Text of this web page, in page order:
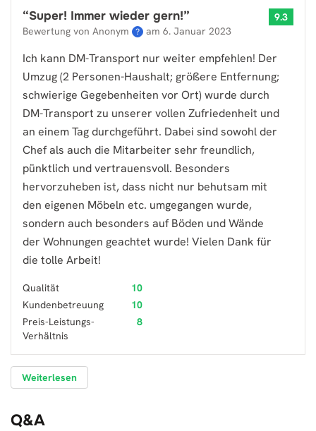
“Super! Immer wieder gern!”
Bewertung von Anonym ? am 6. Januar 2023
9.3
Ich kann DM-Transport nur weiter empfehlen! Der
Umzug (2 Personen-Haushalt; größere Entfernung;
schwierige Gegebenheiten vor Ort) wurde durch
DM-Transport zu unserer vollen Zufriedenheit und
an einem Tag durchgeführt. Dabei sind sowohl der
Chef als auch die Mitarbeiter sehr freundlich,
pünktlich und vertrauensvoll. Besonders
hervorzuheben ist, dass nicht nur behutsam mit
den eigenen Möbeln etc. umgegangen wurde,
sondern auch besonders auf Böden und Wände
der Wohnungen geachtet wurde! Vielen Dank für
die tolle Arbeit!
Qualität
10
Kundenbetreuung
10
Preis-Leistungs-
Verhältnis
8
Weiterlesen
Q&A